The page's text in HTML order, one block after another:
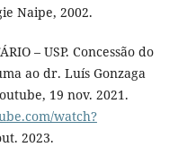
Naipe, 2002.
– USP. Concessão do
ao dr. Luís Gonzaga
19 nov. 2021.
watch?
2023.